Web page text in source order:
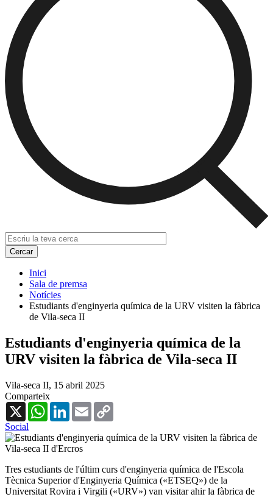
Inici
Sala de premsa
Notícies
Estudiants d'enginyeria química de la URV visiten la fàbrica
de Vila-seca II
Estudiants d'enginyeria química de la
URV visiten la fàbrica de Vila-seca II
Vila-seca II, 15 abril 2025
Comparteix
X
WhatsAppLinkedInEmail
Social
Tres estudiants de l'últim curs d'enginyeria química de l'Escola
Tècnica Superior d'Enginyeria Química («ETSEQ») de la
Universitat Rovira i Virgili («URV») van visitar ahir la fàbrica de